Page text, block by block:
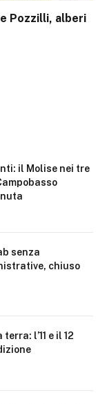
Pozzilli, alberi
il Molise nei tre
senza
chiuso
l’11 e il 12